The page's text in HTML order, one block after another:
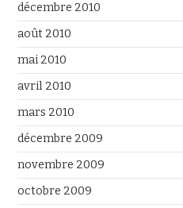
décembre 2010
août 2010
mai 2010
avril 2010
mars 2010
décembre 2009
novembre 2009
octobre 2009